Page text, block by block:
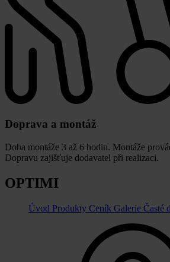
Doprava a montáž
Doba montáže 3 až 6 hodin. Montáže
Dopravu zajišťuje dodavatel při realizaci.
OPTIMI
Úvod Produkty Ceník Galerie Časté